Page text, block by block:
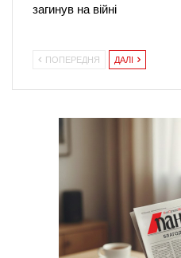
загинув на війні
ПОПЕРЕДНЯ ДАЛІ